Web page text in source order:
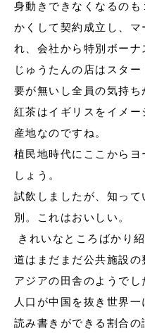
身動きできなくなるのも
かくして契約成立し、マ
れ、会社から特別ボーナ
じゅうたんの店はスタ
要が無いし全員の気持ち
紅茶はイギリスをイメ
産地なのですね。
植民地時代にここから
しょう。
試飲しましたが、知っ
別。これはおいしい。
きれいなところばかり
道はまだまだ公共施設
アジアの田舎のようでし
人口が中国を抜き世界
読み書きができる割合